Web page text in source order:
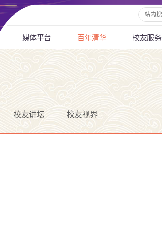
媒体平台 百年清华 校友服务
校友讲坛 校友视界